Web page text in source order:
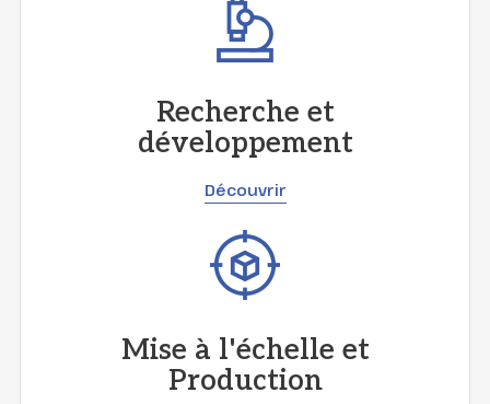
Recherche et
développement
Découvrir
Mise à l'échelle et
Production